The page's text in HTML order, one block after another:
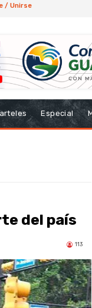
/ Unirse
Especial
del país
113